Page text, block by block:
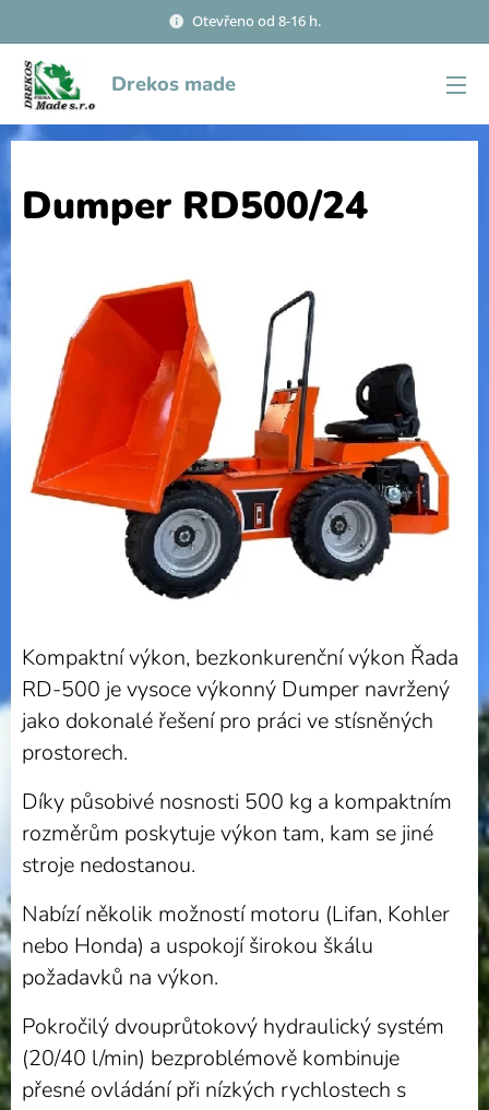
Otevřeno od 8-16 h.
Drekos made
Dumper RD500/24
Kompaktní výkon, bezkonkurenční výkon Řada
RD-500 je vysoce výkonný Dumper navržený
jako dokonalé řešení pro práci ve stísněných
prostorech.
Díky působivé nosnosti 500 kg a kompaktním
rozměrům poskytuje výkon tam, kam se jiné
stroje nedostanou.
Nabízí několik možností motoru (Lifan, Kohler
nebo Honda) a uspokojí širokou škálu
požadavků na výkon.
Pokročilý dvouprůtokový hydraulický systém
(20/40 l/min) bezproblémově kombinuje
přesné ovládání při nízkých rychlostech s